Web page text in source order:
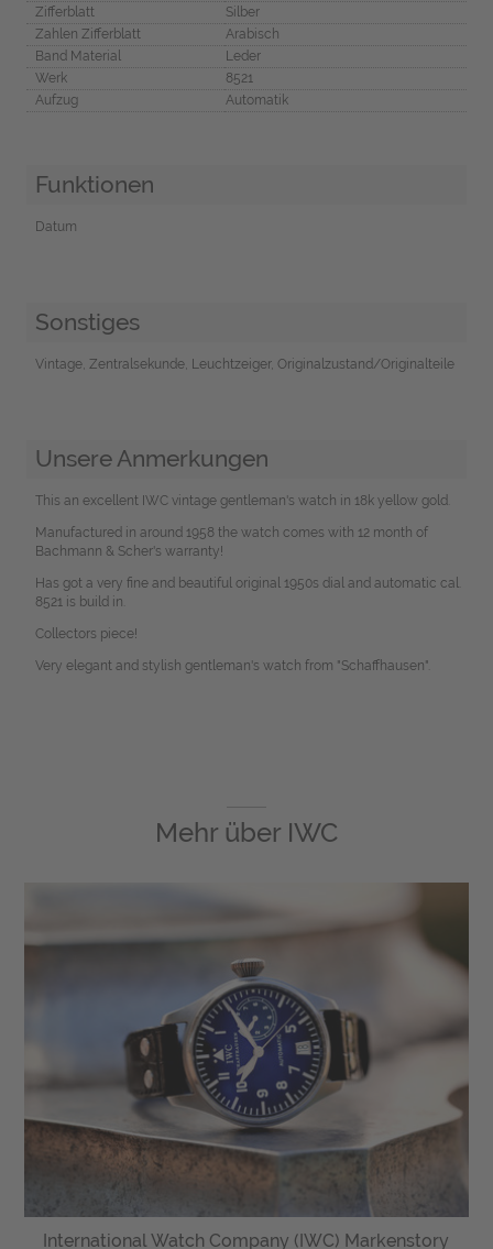
Zifferblatt
Silber
Zahlen Zifferblatt
Arabisch
Band Material
Leder
Werk
8521
Aufzug
Automatik
Funktionen
Datum
Sonstiges
Vintage, Zentralsekunde, Leuchtzeiger, Originalzustand/Originalteile
Unsere Anmerkungen
This an excellent IWC vintage gentleman's watch in 18k yellow gold.
Manufactured in around 1958 the watch comes with 12 month of
Bachmann & Scher's warranty!
Has got a very fine and beautiful original 1950s dial and automatic cal.
8521 is build in.
Collectors piece!
Very elegant and stylish gentleman's watch from "Schaffhausen".
Mehr über IWC
International Watch Company (IWC) Markenstory